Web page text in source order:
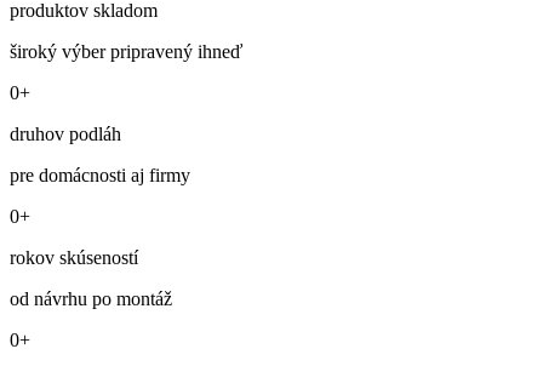
produktov skladom
široký výber pripravený ihneď
0+
druhov podláh
pre domácnosti aj firmy
0+
rokov skúseností
od návrhu po montáž
0+